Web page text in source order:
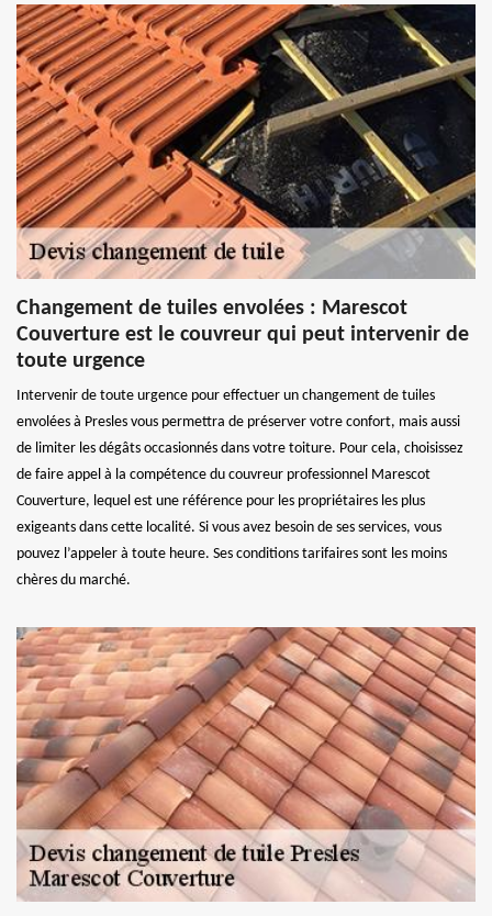
Changement de tuiles envolées : Marescot
Couverture est le couvreur qui peut intervenir de
toute urgence
Intervenir de toute urgence pour effectuer un changement de tuiles
envolées à Presles vous permettra de préserver votre confort, mais aussi
de limiter les dégâts occasionnés dans votre toiture. Pour cela, choisissez
de faire appel à la compétence du couvreur professionnel Marescot
Couverture, lequel est une référence pour les propriétaires les plus
exigeants dans cette localité. Si vous avez besoin de ses services, vous
pouvez l’appeler à toute heure. Ses conditions tarifaires sont les moins
chères du marché.